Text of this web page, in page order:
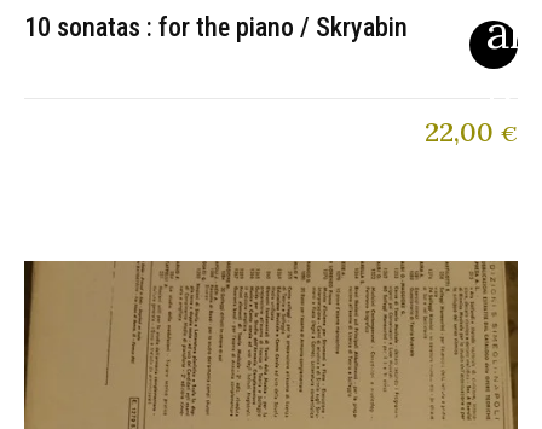
10 sonatas : for the piano / Skryabin
22,00 €